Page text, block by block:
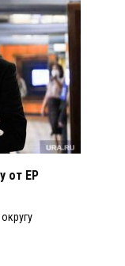
от ЕР